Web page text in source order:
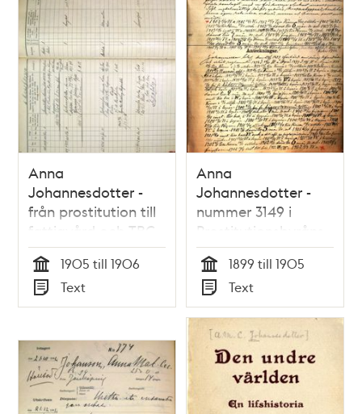
Anna
Johannesdotter -
från prostitution till
fattigvård och TBC
Tid
1905 till 1906
Typ
Text
Anna
Johannesdotter -
nummer 3149 i
Prostitutionsbyråns
rullor
Tid
1899 till 1905
Typ
Text